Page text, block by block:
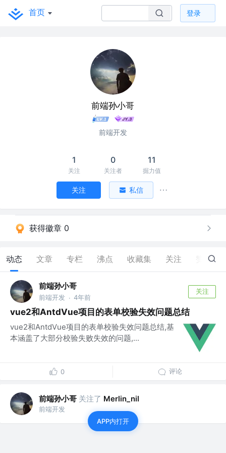
首页 登录
前端孙小哥
前端开发
1
关注
0
关注者
11
掘力值
关注 私信
获得徽章 0
动态 文章 专栏 沸点 收藏集 关注 0
前端孙小哥
前端开发 · 4年前
关注
vue2和AntdVue项目的表单校验失效问题总结
vue2和AntdVue项目的表单校验失效问题总结,基
本涵盖了大部分校验失败失效的问题,...
0 评论
前端孙小哥 关注了 Merlin_nil
前端开发
APP内打开